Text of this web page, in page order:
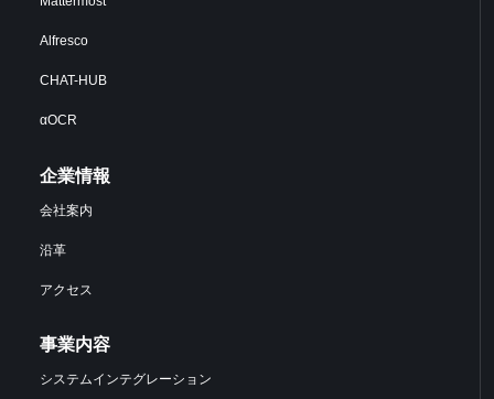
Alfresco
CHAT-HUB
αOCR
企業情報
会社案内
沿革
アクセス
事業内容
システムインテグレーション